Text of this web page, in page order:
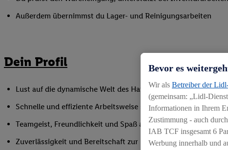
Außerdem übernimmst du Lager- und Reinigungsarbeiten
Dein Profil
Lust auf die dynamische Welt des Handels, gerne auch als
Schnelle und effiziente Arbeitsweise sowie
Teamgeist, Freundlichkeit und Spaß am Umgang mit
Zuverlässigkeit und Bereitschaft zur Unterstützung in
Bevor es
Wir als Betreiber der
(gemeinsam: „Lidl-
Informationen in Ihrem
Zustimmung - auch
IAB TCF insgesamt 6
Werbung innerhalb und